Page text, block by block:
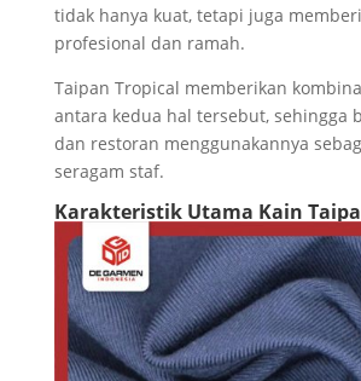
tidak hanya kuat, tetapi juga
profesional dan ramah.
Taipan Tropical memberikan
antara kedua hal tersebut, sehingga
dan restoran menggunakannya
seragam staf.
Karakteristik Utama Kain